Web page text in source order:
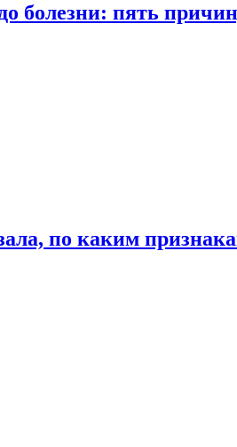
болезни: пять
по каким